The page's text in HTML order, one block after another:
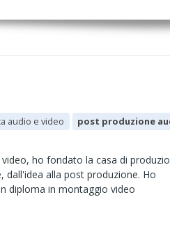
audio e video
post produzione
ho fondato la casa di
dall'idea alla post produzione. Ho
diploma in montaggio video